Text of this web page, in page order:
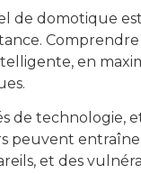
de domotique
en
de technologie,
peuvent
et des